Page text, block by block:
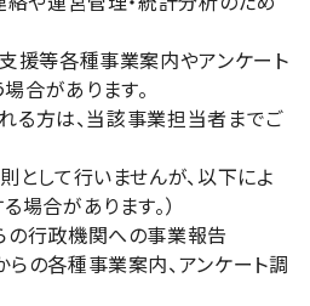
援等各種事業案内やアンケート
合があります。
る方は、当該事業担当者までご
として行いませんが、以下によ
場合があります。）
の行政機関への事業報告
らの各種事業案内、アンケート調